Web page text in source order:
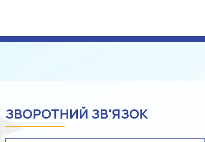
ЗВОРОТНИЙ ЗВ'ЯЗОК